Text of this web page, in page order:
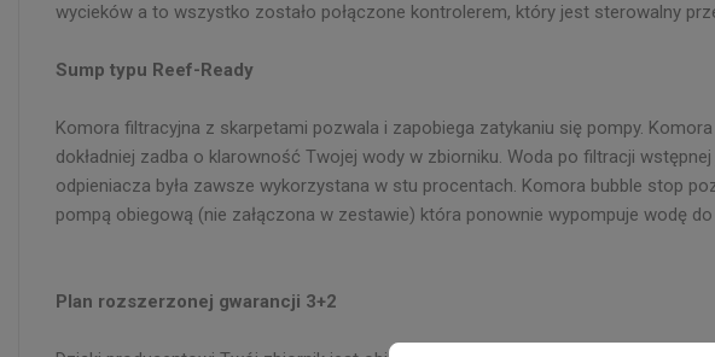
wycieków a to wszystko zostało połączone kontrolerem, który jest sterowalny
Sump typu Reef-Ready
Komora filtracyjna z skarpetami pozwala i zapobiega zatykaniu się pompy.
dokładniej zadba o klarowność Twojej wody w zbiorniku. Woda po filtracji
odpieniacza była zawsze wykorzystana w stu procentach. Komora bubble stop
pompą obiegową (nie załączona w zestawie) która ponownie wypompuje wodę do
Plan rozszerzonej gwarancji 3+2